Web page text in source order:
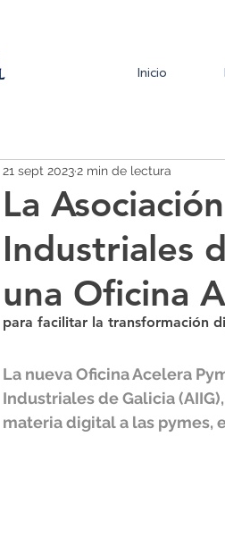
Inicio
La
Industriales
una Oficina
21 sept 2023 2 min de lectura
para facilitar la transformación
La nueva Oficina Acelera
Industriales de Galicia
materia digital a las pymes,